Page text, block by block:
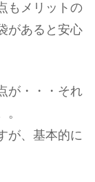
もメリットの
があると安心
が・・・それ
が、基本的に